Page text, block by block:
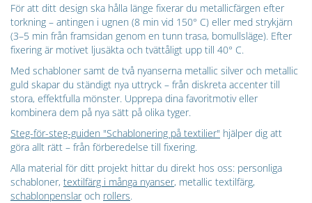
För att ditt design ska hålla länge fixerar du metallicfärgen efter
torkning – antingen i ugnen (8 min vid 150° C) eller med strykjärn
(3–5 min från framsidan genom en tunn trasa, bomullsläge). Efter
fixering är motivet ljusäkta och tvättåligt upp till 40° C.
Med schabloner samt de två nyanserna metallic silver och metallic
guld skapar du ständigt nya uttryck – från diskreta accenter till
stora, effektfulla mönster. Upprepa dina favoritmotiv eller
kombinera dem på nya sätt på olika tyger.
Steg-för-steg-guiden "Schablonering på textilier" hjälper dig att
göra allt rätt – från förberedelse till fixering.
Alla material för ditt projekt hittar du direkt hos oss: personliga
schabloner, textilfärg i många nyanser, metallic textilfärg,
schablonpenslaroch rollers.